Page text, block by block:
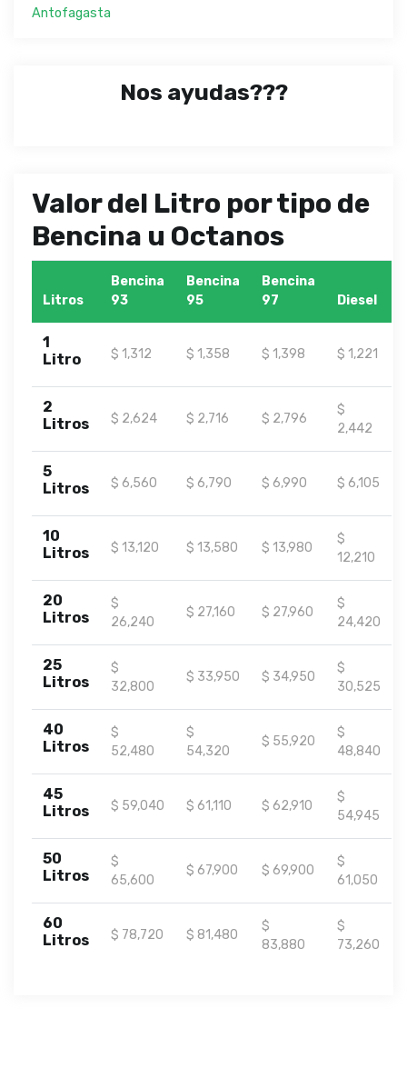
Antofagasta
Nos ayudas???
Valor del Litro por tipo de
Bencina u Octanos
Litros
Bencina
93
Bencina
95
Bencina
97
Diesel
1
Litro
$ 1,312 $ 1,358 $ 1,398 $ 1,221
2
Litros
$ 2,624 $ 2,716 $ 2,796
$
2,442
5
Litros
$ 6,560 $ 6,790 $ 6,990 $ 6,105
10
Litros
$ 13,120 $ 13,580 $ 13,980
$
12,210
20
Litros
$
26,240
$ 27,160 $ 27,960
$
24,420
25
Litros
$
32,800
$ 33,950 $ 34,950
$
30,525
40
Litros
$
52,480
$
54,320
$ 55,920
$
48,840
45
Litros
$ 59,040 $ 61,110 $ 62,910
$
54,945
50
Litros
$
65,600
$ 67,900 $ 69,900
$
61,050
60
Litros
$ 78,720 $ 81,480
$
83,880
$
73,260